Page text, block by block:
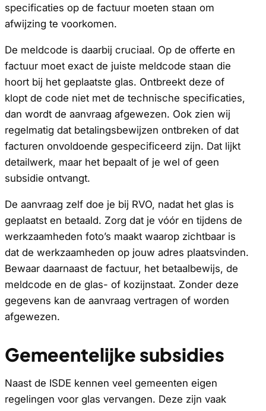
specificaties op de factuur moeten staan om
afwijzing te voorkomen.
De meldcode is daarbij cruciaal. Op de offerte en
factuur moet exact de juiste meldcode staan die
hoort bij het geplaatste glas. Ontbreekt deze of
klopt de code niet met de technische specificaties,
dan wordt de aanvraag afgewezen. Ook zien wij
regelmatig dat betalingsbewijzen ontbreken of dat
facturen onvoldoende gespecificeerd zijn. Dat lijkt
detailwerk, maar het bepaalt of je wel of geen
subsidie ontvangt.
De aanvraag zelf doe je bij RVO, nadat het glas is
geplaatst en betaald. Zorg dat je vóór en tijdens de
werkzaamheden foto’s maakt waarop zichtbaar is
dat de werkzaamheden op jouw adres plaatsvinden.
Bewaar daarnaast de factuur, het betaalbewijs, de
meldcode en de glas- of kozijnstaat. Zonder deze
gegevens kan de aanvraag vertragen of worden
afgewezen.
Gemeentelijke subsidies
Naast de ISDE kennen veel gemeenten eigen
regelingen voor glas vervangen. Deze zijn vaak